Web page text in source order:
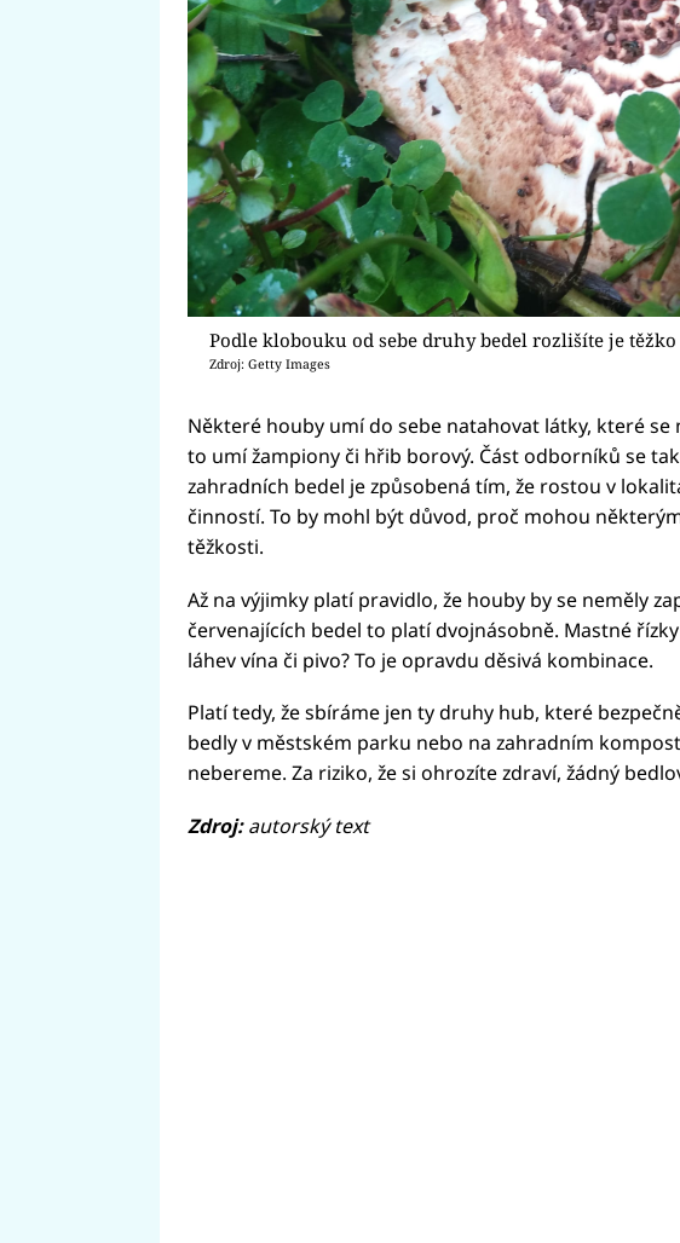
Podle klobouku od sebe druhy bedel rozlišíte je těžko
Zdroj: Getty Images
Některé houby umí do sebe natahovat látky, které se
to umí žampiony či hřib borový. Část odborníků se
zahradních bedel je způsobená tím, že rostou v
činností. To by mohl být důvod, proč mohou
těžkosti.
Až na výjimky platí pravidlo, že houby by se neměly
červenajících bedel to platí dvojnásobně. Mastné
láhev vína či pivo? To je opravdu děsivá kombinace.
Platí tedy, že sbíráme jen ty druhy hub, které
bedly v městském parku nebo na zahradním
nebereme. Za riziko, že si ohrozíte zdraví, žádný
Zdroj:autorský text